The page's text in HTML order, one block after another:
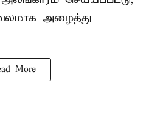
அழைத்து
More